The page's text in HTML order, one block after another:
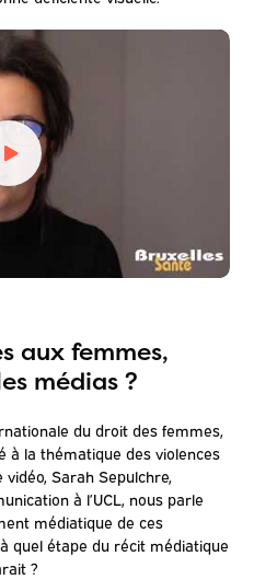
aux femmes,
médias ?
du droit des femmes,
à la thématique des violences
Sarah Sepulchre,
à l’UCL, nous parle
médiatique de ces
quel étape du récit médiatique
?